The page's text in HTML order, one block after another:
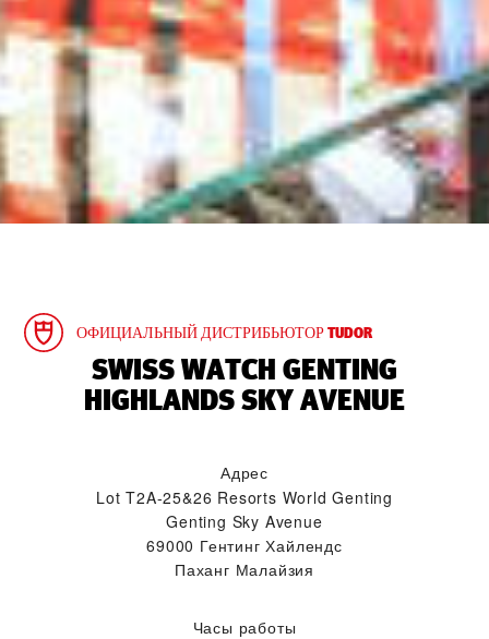
ОФИЦИАЛЬНЫЙ ДИСТРИБЬЮТОР TUDOR
‭SWISS WATCH GENTING
HIGHLANDS SKY AVENUE‬
Адрес
Lot T2A-25&26 Resorts World Genting
Genting Sky Avenue
69000 Гентинг Хайлендс
Паханг Малайзия
Часы работы